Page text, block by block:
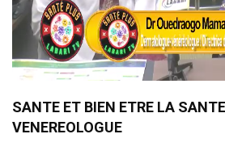
SANTE ET BIEN ETRE LA
VENEREOLOGUE